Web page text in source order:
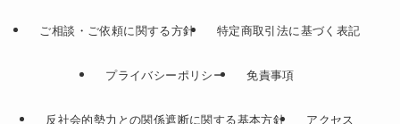
ご相談・ご依頼に関する方針 特定商取引法に基づく表記
プライバシーポリシー 免責事項
反社会的勢力との関係遮断に関する基本方針 アクセス